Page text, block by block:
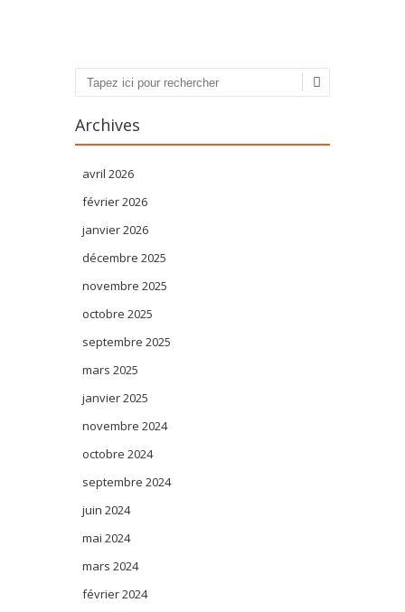
Recherche
Archives
avril 2026
février 2026
janvier 2026
décembre 2025
novembre 2025
octobre 2025
septembre 2025
mars 2025
janvier 2025
novembre 2024
octobre 2024
septembre 2024
juin 2024
mai 2024
mars 2024
février 2024